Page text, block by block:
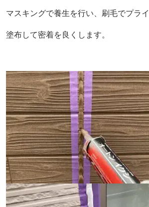
マスキングで養生を行い、刷毛でプラ
塗布して密着を良くします。